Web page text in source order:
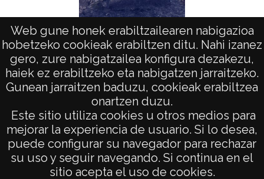
Web gune honek erabiltzailearen nabigazioa
hobetzeko cookieak erabiltzen ditu. Nahi izanez
gero, zure nabigatzailea konfigura dezakezu,
haiek ez erabiltzeko eta nabigatzen jarraitzeko.
Gunean jarraitzen baduzu, cookieak erabiltzea
onartzen duzu.
Este sitio utiliza cookies u otros medios para
mejorar la experiencia de usuario. Si lo desea,
puede configurar su navegador para rechazar
su uso y seguir navegando. Si continua en el
sitio acepta el uso de cookies.
Arte en Aquitania. Estelas: Lacerveau
AVISO LEGAL
POLÍTICA DE PRIVACIDAD
ACCESIBILIDAD
ATENCIÓN CIUDADANA